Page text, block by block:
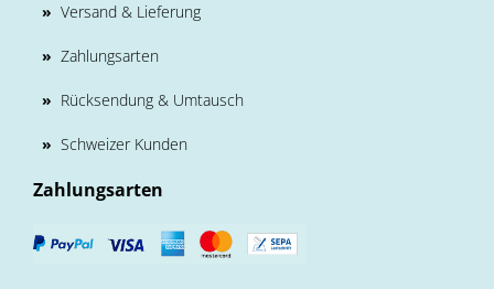
» Versand & Lieferung
» Zahlungsarten
» Rücksendung & Umtausch
» Schweizer Kunden
Zahlungsarten